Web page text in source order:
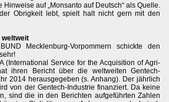
auf „Monsanto auf Deutsch“ als Quelle.
Obrigkeit lebt, spielt halt nicht gern mit den
Mecklenburg-Vorpommern schickte den
(International Service for the Acquisition of Agri-
ihren Bericht über die weltweiten Gentech-
2014 herausgegeben (s. Anhang). Der jährlich
von der Gentech-Industrie finanziert. Da keine
sind die in den Berichten aufgeführten Zahlen